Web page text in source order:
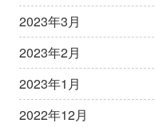
2023年3月
2023年2月
2023年1月
2022年12月